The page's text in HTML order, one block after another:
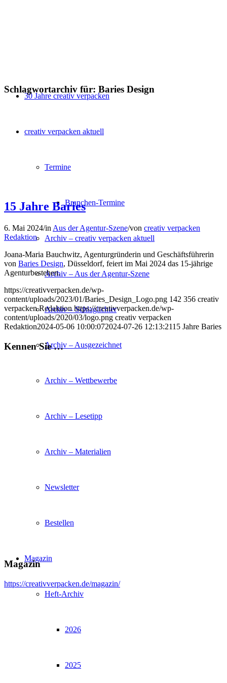
30 Jahre creativ verpacken
creativ verpacken aktuell
Termine
Branchen-Termine
Archiv – creativ verpacken aktuell
Archiv – Aus der Agentur-Szene
Archiv – Schlaglichter
Archiv – Ausgezeichnet
Archiv – Wettbewerbe
Archiv – Lesetipp
Archiv – Materialien
Newsletter
Bestellen
Magazin
Heft-Archiv
2026
2025
Schlagwortarchiv für: Baries Design
15 Jahre Baries
6. Mai 2024/in Aus der Agentur-Szene/von creativ verpacken
Redaktion
Joana-Maria Bauchwitz, Agenturgründerin und Geschäftsführerin
von Baries Design, Düsseldorf, feiert im Mai 2024 das 15-jährige
Agenturbestehen.
https://creativverpacken.de/wp-
content/uploads/2023/01/Baries_Design_Logo.png 142 356 creativ
verpacken Redaktion https://creativverpacken.de/wp-
content/uploads/2020/03/logo.png creativ verpacken
Redaktion2024-05-06 10:00:072024-07-26 12:13:2115 Jahre Baries
Kennen Sie …
Magazin
https://creativverpacken.de/magazin/